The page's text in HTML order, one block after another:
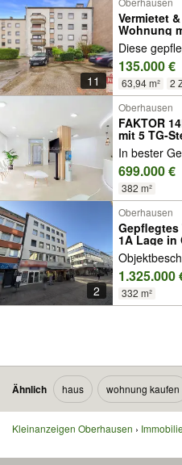
11
Vermietet
Wohnung
Garage
Diese
135.000 €
63,94 m²
2
Oberhausen
FAKTOR
mit 5 TG-
in
In bester
699.000 €
382 m²
2
Oberhausen
1A Lage in
1.325.000
332 m²
Ähnlich haus wohnung kaufen
Kleinanzeigen Oberhausen